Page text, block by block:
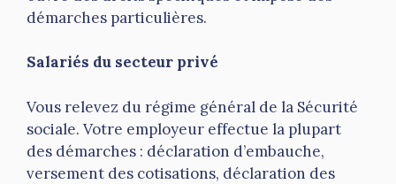
démarches particulières.
Salariés du secteur privé
Vous relevez du régime général de la Sécurité
sociale. Votre employeur effectue la plupart
des démarches : déclaration d’embauche,
versement des cotisations, déclaration des